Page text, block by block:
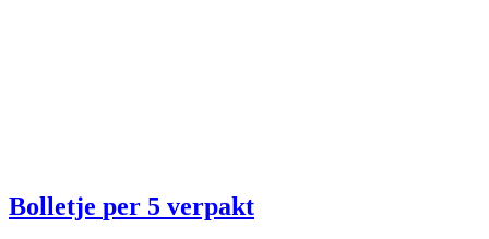
Bolletje per 5 verpakt